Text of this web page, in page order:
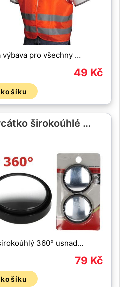
výbava pro všechny …
49 Kč
košíku
širokoúhlé …
360° usnad…
79 Kč
košíku